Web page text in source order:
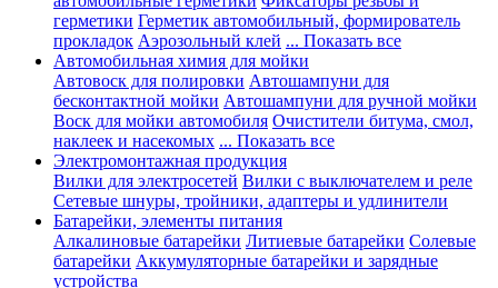
герметики Герметик автомобильный, формирователь
прокладок Аэрозольный клей ... Показать все
Автомобильная химия для мойки
Автовоск для полировки Автошампуни для
бесконтактной мойки Автошампуни для ручной мойки
Воск для мойки автомобиля Очистители битума, смол,
наклеек и насекомых ... Показать все
Электромонтажная продукция
Вилки для электросетей Вилки с выключателем и реле
Сетевые шнуры, тройники, адаптеры и удлинители
Батарейки, элементы питания
Алкалиновые батарейки Литиевые батарейки Солевые
батарейки Аккумуляторные батарейки и зарядные
устройства